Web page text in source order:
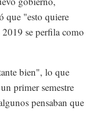
que "esto quiere
se perfila como
bien", lo que
primer semestre
pensaban que